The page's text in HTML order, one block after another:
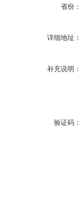
省份：
详细地址：
补充说明：
验证码：